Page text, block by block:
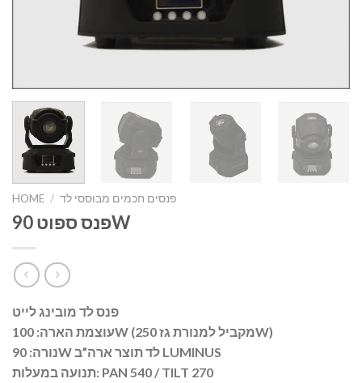
HOME / פנסים חכמים מבוססי לד
פנס ספוט 90W
פנס לד מובינג לייט
עוצמת הארה: 100W (מקביל למנורת גז 250W)
נורה: 90W לד תוצר ארה”ב LUMINUS
תנועה במעלות: PAN 540 / TILT 270